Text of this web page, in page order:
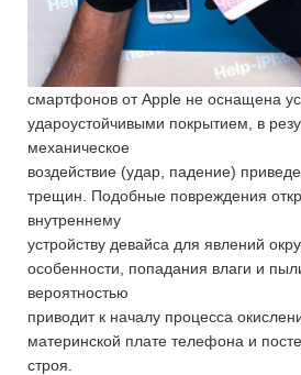
смартфонов от Apple не оснащена
удароустойчивыми покрытием, в
механическое
воздействие (удар, падение)
трещин. Подобные повреждения
внутреннему
устройству девайса для явлений
особенности, попадания влаги и
вероятностью
приводит к началу процесса
материнской плате телефона и
строя.